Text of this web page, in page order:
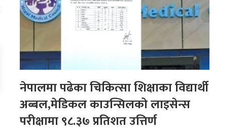
नेपालमा पढेका चिकित्सा शिक्षाका विद्यार्थी
अब्बल,मेडिकल काउन्सिलको लाइसेन्स
परीक्षामा ९८.३७ प्रतिशत उत्तिर्ण